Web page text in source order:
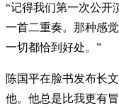
“记得我们第一次公开
一首二重奏。那种感
一切都恰到好处。”
陈国平在脸书发布长
他。他总是比我更有